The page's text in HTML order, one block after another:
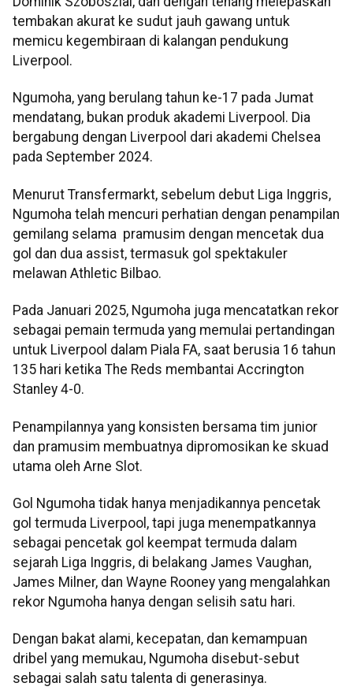
tembakan akurat ke sudut jauh gawang untuk
memicu kegembiraan di kalangan pendukung
Liverpool.
Ngumoha, yang berulang tahun ke-17 pada Jumat
mendatang, bukan produk akademi Liverpool. Dia
bergabung dengan Liverpool dari akademi Chelsea
pada September 2024.
Menurut Transfermarkt, sebelum debut Liga Inggris,
Ngumoha telah mencuri perhatian dengan penampilan
gemilang selama pramusim dengan mencetak dua
gol dan dua assist, termasuk gol spektakuler
melawan Athletic Bilbao.
Pada Januari 2025, Ngumoha juga mencatatkan rekor
sebagai pemain termuda yang memulai pertandingan
untuk Liverpool dalam Piala FA, saat berusia 16 tahun
135 hari ketika The Reds membantai Accrington
Stanley 4-0.
Penampilannya yang konsisten bersama tim junior
dan pramusim membuatnya dipromosikan ke skuad
utama oleh Arne Slot.
Gol Ngumoha tidak hanya menjadikannya pencetak
gol termuda Liverpool, tapi juga menempatkannya
sebagai pencetak gol keempat termuda dalam
sejarah Liga Inggris, di belakang James Vaughan,
James Milner, dan Wayne Rooney yang mengalahkan
rekor Ngumoha hanya dengan selisih satu hari.
Dengan bakat alami, kecepatan, dan kemampuan
dribel yang memukau, Ngumoha disebut-sebut
sebagai salah satu talenta di generasinya.